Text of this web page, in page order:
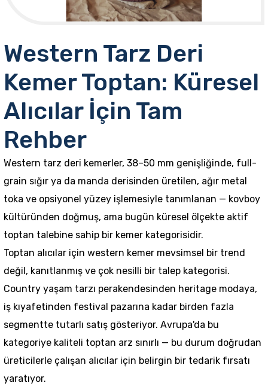
Western Tarz Deri
Kemer Toptan: Küresel
Alıcılar İçin Tam
Rehber
Western tarz deri kemerler, 38–50 mm genişliğinde, full-
grain sığır ya da manda derisinden üretilen, ağır metal
toka ve opsiyonel yüzey işlemesiyle tanımlanan — kovboy
kültüründen doğmuş, ama bugün küresel ölçekte aktif
toptan talebine sahip bir kemer kategorisidir.
Toptan alıcılar için western kemer mevsimsel bir trend
değil, kanıtlanmış ve çok nesilli bir talep kategorisi.
Country yaşam tarzı perakendesinden heritage modaya,
iş kıyafetinden festival pazarına kadar birden fazla
segmentte tutarlı satış gösteriyor. Avrupa'da bu
kategoriye kaliteli toptan arz sınırlı — bu durum doğrudan
üreticilerle çalışan alıcılar için belirgin bir tedarik fırsatı
yaratıyor.